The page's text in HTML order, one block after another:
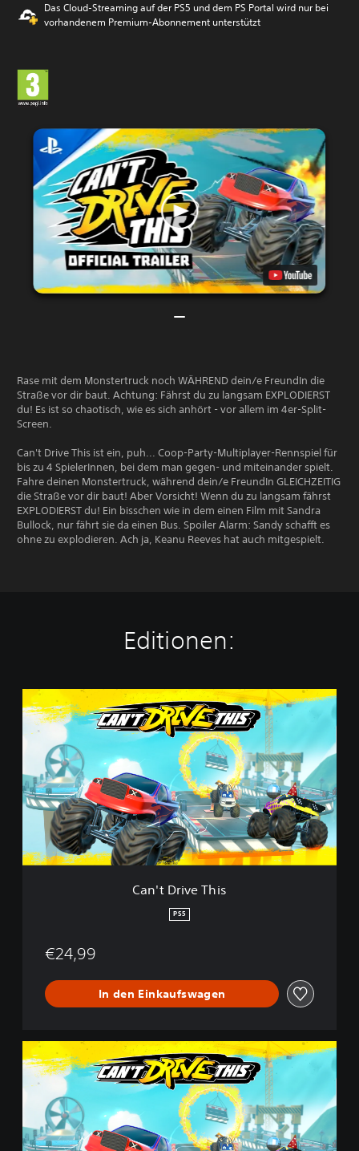
Das Cloud-Streaming auf der PS5 und dem PS Portal wird nur bei
vorhandenem Premium-Abonnement unterstützt
Rase mit dem Monstertruck noch WÄHREND dein/e FreundIn die
Straße vor dir baut. Achtung: Fährst du zu langsam EXPLODIERST
du! Es ist so chaotisch, wie es sich anhört - vor allem im 4er-Split-
Screen.
Can't Drive This ist ein, puh... Coop-Party-Multiplayer-Rennspiel für
bis zu 4 SpielerInnen, bei dem man gegen- und miteinander spielt.
Fahre deinen Monstertruck, während dein/e FreundIn GLEICHZEITIG
die Straße vor dir baut! Aber Vorsicht! Wenn du zu langsam fährst
EXPLODIERST du! Ein bisschen wie in dem einen Film mit Sandra
Bullock, nur fährt sie da einen Bus. Spoiler Alarm: Sandy schafft es
ohne zu explodieren. Ach ja, Keanu Reeves hat auch mitgespielt.
Editionen:
a
D
r
i
T
h
Can't Drive This
PS5
€24,99
In den Einkaufswagen
a
D
r